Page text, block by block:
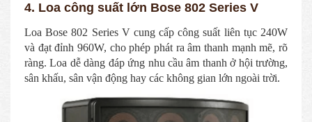
4. Loa công suất lớn Bose 802 Series V
Loa Bose 802 Series V cung cấp công suất liên tục 240W
và đạt đỉnh 960W, cho phép phát ra âm thanh mạnh mẽ, rõ
ràng. Loa dễ dàng đáp ứng nhu cầu âm thanh ở hội trường,
sân khấu, sân vận động hay các không gian lớn ngoài trời.